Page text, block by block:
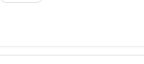
você ...